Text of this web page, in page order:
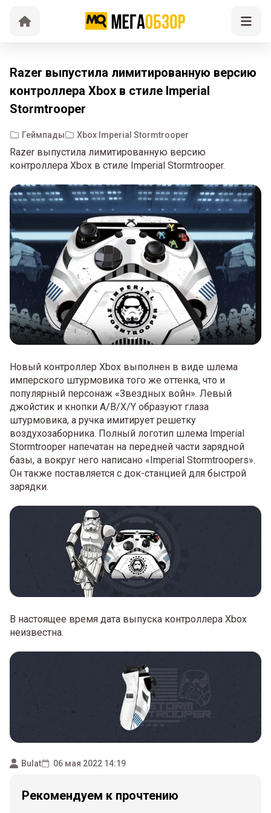
Razer выпустила лимитированную версию
контроллера Xbox в стиле Imperial
Stormtrooper
Геймпады Xbox Imperial Stormtrooper
Razer выпустила лимитированную версию
контроллера Xbox в стиле Imperial Stormtrooper.
Новый контроллер Xbox выполнен в виде шлема
имперского штурмовика того же оттенка, что и
популярный персонаж «Звездных войн». Левый
джойстик и кнопки A/B/X/Y образуют глаза
штурмовика, а ручка имитирует решетку
воздухозаборника. Полный логотип шлема Imperial
Stormtrooper напечатан на передней части зарядной
базы, а вокруг него написано «Imperial Stormtroopers».
Он также поставляется с док-станцией для быстрой
зарядки.
В настоящее время дата выпуска контроллера Xbox
неизвестна.
Bulat 06 мая 2022 14:19
Рекомендуем к прочтению